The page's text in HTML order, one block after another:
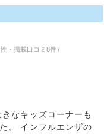
・掲載口コミ8件）
なキッズコーナーも
。 インフルエンザの